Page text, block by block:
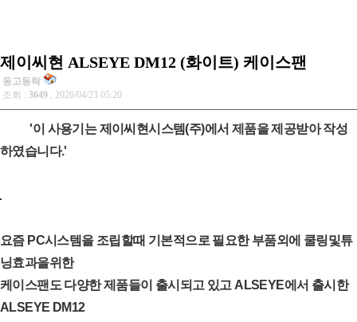
제이씨현 ALSEYE DM12 (화이트) 케이스팬
동고동락
조회 : 3649 , 2026/04/23 05:20
'이 사용기는 제이씨현시스템(주)에서 제품을 제공받아 작성
하였습니다.'
요즘 PC시스템을 조립할때 기본적으로 필요한 부품외에 쿨링및튜
닝효과을위한
케이스팬도 다양한 제품들이 출시되고 있고 ALSEYE에서 출시한
ALSEYE DM12